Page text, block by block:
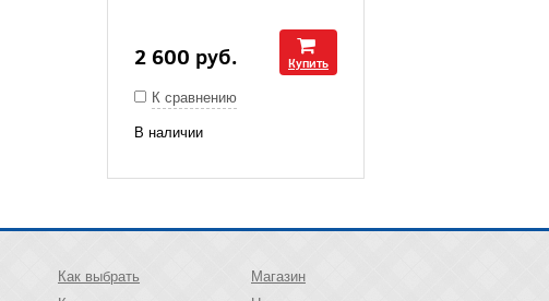
2 600 руб. Купить
К сравнению
В наличии
Как выбрать
Магазин